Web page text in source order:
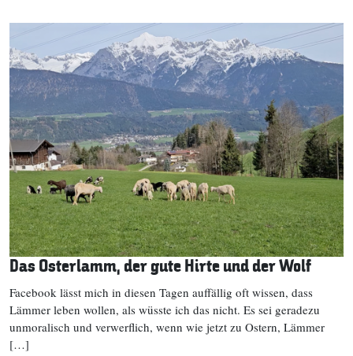
Das Osterlamm, der gute Hirte und der Wolf
Facebook lässt mich in diesen Tagen auffällig oft wissen, dass
Lämmer leben wollen, als wüsste ich das nicht. Es sei geradezu
unmoralisch und verwerflich, wenn wie jetzt zu Ostern, Lämmer
[…]